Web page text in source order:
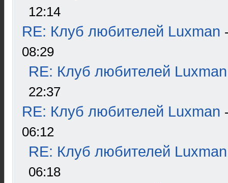
12:14
RE: Клуб любителей Luxman
08:29
RE: Клуб любителей Luxman
22:37
RE: Клуб любителей Luxman
06:12
RE: Клуб любителей Luxman
06:18